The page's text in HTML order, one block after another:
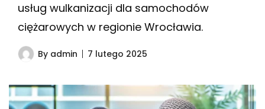
usług wulkanizacji dla samochodów
ciężarowych w regionie Wrocławia.
By admin 7 lutego 2025